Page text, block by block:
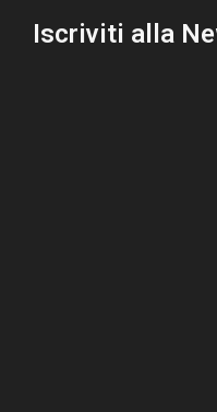
Iscriviti alla